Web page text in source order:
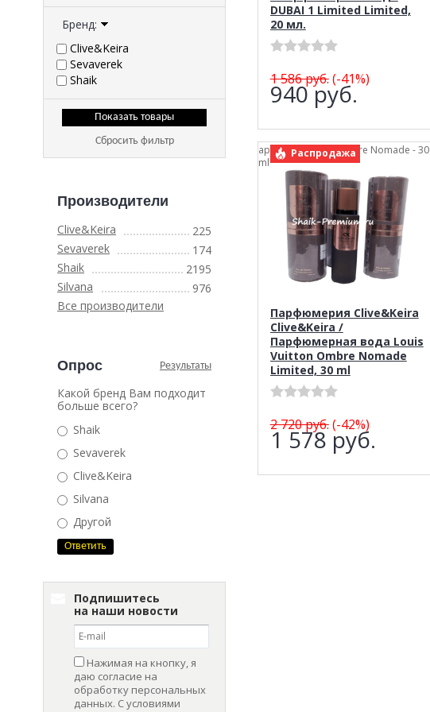
Бренд:
Clive&Keira
Sevaverek
Shaik
Сбросить фильтр
Производители
Clive&Keira
225
Sevaverek
174
Shaik
2195
Silvana
976
Все производители
Опрос Результаты
Какой бренд Вам подходит
больше всего?
Shaik
Sevaverek
Clive&Keira
Silvana
Другой
Подпишитесь
на наши новости
Нажимая на кнопку, я
даю согласие на
обработку персональных
данных. С условиями
DUBAI 1 Limited Limited,
20 мл.
1 586руб.(-41%)
940руб.
Распродажа
арт.: Clive&Keira Ombre Nomade - 30
ml
Парфюмерия Clive&Keira
Clive&Keira /
Парфюмерная вода Louis
Vuitton Ombre Nomade
Limited, 30 ml
2 720руб.(-42%)
1 578 руб.